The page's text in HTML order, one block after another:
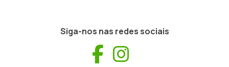
Siga-nos nas redes sociais
Facebook